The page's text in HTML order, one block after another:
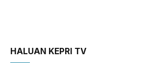
HALUAN KEPRI TV